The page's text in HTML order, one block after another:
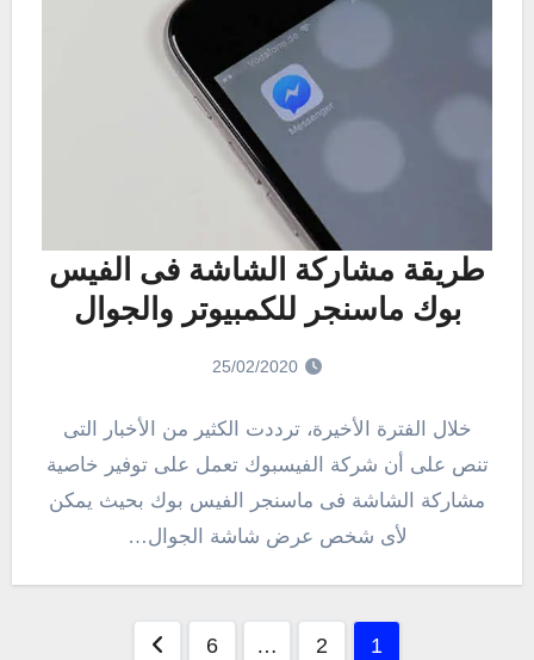
طريقة مشاركة الشاشة فى الفيس
بوك ماسنجر للكمبيوتر والجوال
25/02/2020
خلال الفترة الأخيرة، ترددت الكثير من الأخبار التى
تنص على أن شركة الفيسبوك تعمل على توفير خاصية
مشاركة الشاشة فى ماسنجر الفيس بوك بحيث يمكن
لأى شخص عرض شاشة الجوال…
1
2
…
6